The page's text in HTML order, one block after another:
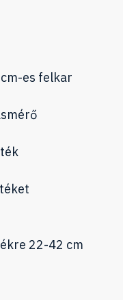
es felkar
22-42 cm